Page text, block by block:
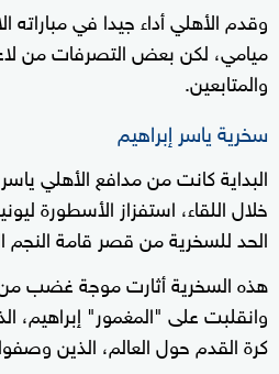
وقدم الأهلي أداء جيدا في مباراته
ميامي، لكن بعض التصرفات من
والمتابعين.
سخرية ياسر إبراهيم
البداية كانت من مدافع الأهلي
خلال اللقاء، استفزاز الأسطورة
الحد للسخرية من قصر قامة النجم
هذه السخرية أثارت موجة غضب من
وانقلبت على "المغمور"
كرة القدم حول العالم، الذين